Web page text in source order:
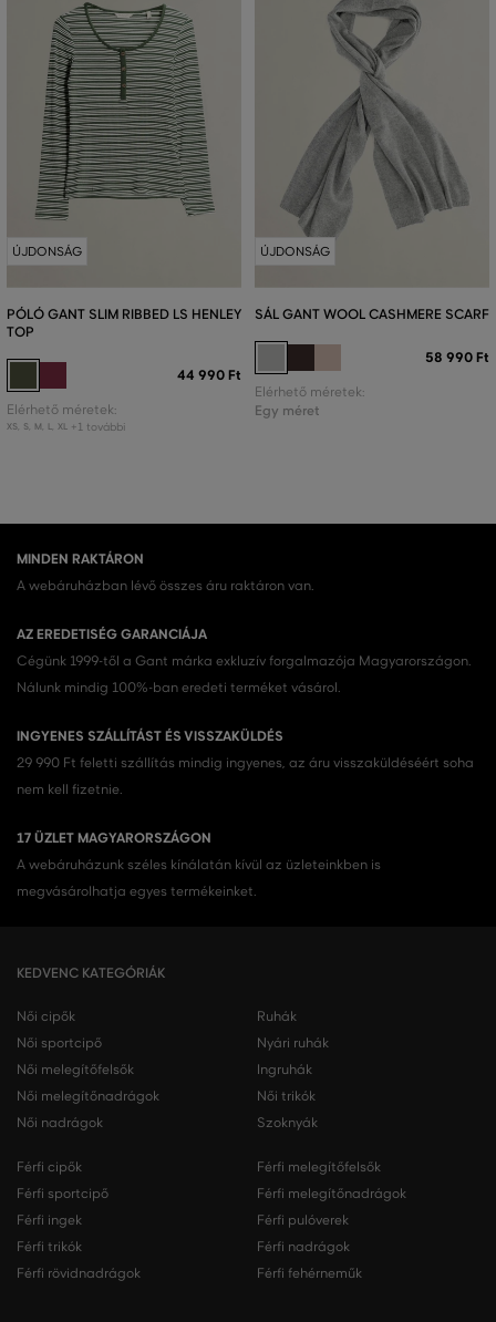
ÚJDONSÁG
PÓLÓ GANT SLIM RIBBED LS HENLEY
TOP
44 990 Ft
Elérhető méretek:
XS, S, M L, XL +1 további
ÚJDONSÁG
SÁL GANT WOOL CASHMERE SCARF
58 990 Ft
Elérhető méretek:
Egy méret
MINDEN RAKTÁRON
A webáruházban lévő összes áru raktáron van.
AZ EREDETISÉG GARANCIÁJA
Cégünk 1999-től a Gant márka exkluzív forgalmazója Magyarországon.
Nálunk mindig 100%-ban eredeti terméket vásárol.
INGYENES SZÁLLÍTÁST ÉS VISSZAKÜLDÉS
29 990 Ft feletti szállítás mindig ingyenes, az áru visszaküldéséért soha
nem kell fizetnie.
17 ÜZLET MAGYARORSZÁGON
A webáruházunk széles kínálatán kívül az üzleteinkben is
megvásárolhatja egyes termékeinket.
KEDVENC KATEGÓRIÁK
Női cipők
Női sportcipő
Női melegítőfelsők
Női melegítőnadrágok
Női nadrágok
Ruhák
Nyári ruhák
Ingruhák
Női trikók
Szoknyák
Férfi cipők
Férfi sportcipő
Férfi ingek
Férfi trikók
Férfi rövidnadrágok
Férfi melegítőfelsők
Férfi melegítőnadrágok
Férfi pulóverek
Férfi nadrágok
Férfi fehérneműk